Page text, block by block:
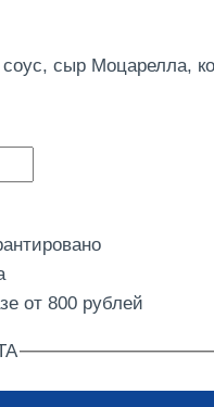
сыр Моцарелла,
от 800 рублей